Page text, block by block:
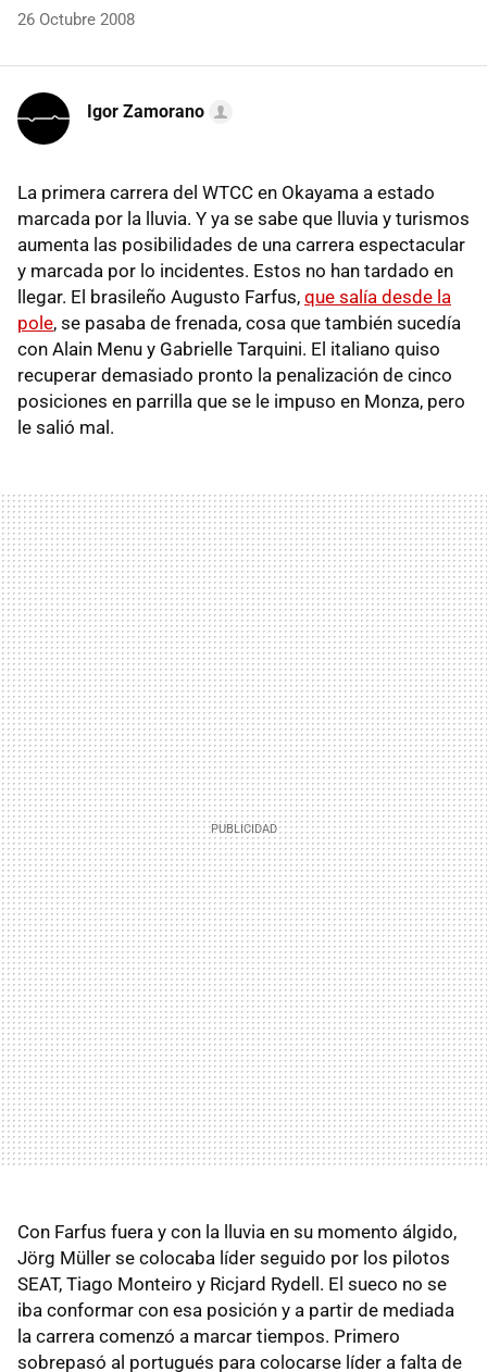
26 Octubre 2008
Igor Zamorano
La primera carrera del WTCC en Okayama a estado
marcada por la lluvia. Y ya se sabe que lluvia y turismos
aumenta las posibilidades de una carrera espectacular
y marcada por lo incidentes. Estos no han tardado en
llegar. El brasileño Augusto Farfus, que salía desde la
pole, se pasaba de frenada, cosa que también sucedía
con Alain Menu y Gabrielle Tarquini. El italiano quiso
recuperar demasiado pronto la penalización de cinco
posiciones en parrilla que se le impuso en Monza, pero
le salió mal.
Con Farfus fuera y con la lluvia en su momento álgido,
Jörg Müller se colocaba líder seguido por los pilotos
SEAT, Tiago Monteiro y Ricjard Rydell. El sueco no se
iba conformar con esa posición y a partir de mediada
la carrera comenzó a marcar tiempos. Primero
sobrepasó al portugués para colocarse líder a falta de